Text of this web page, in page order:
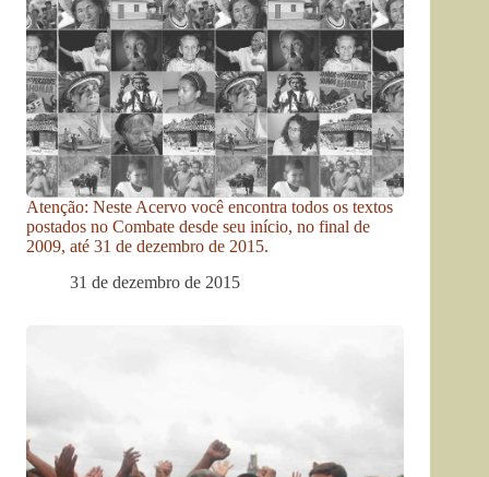
Atenção: Neste Acervo você encontra todos os textos
postados no Combate desde seu início, no final de
2009, até 31 de dezembro de 2015.
31 de dezembro de 2015